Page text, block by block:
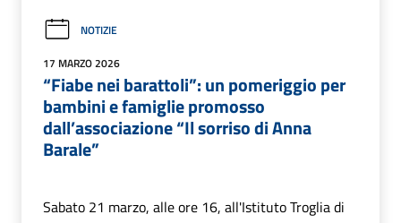
NOTIZIE
17 MARZO 2026
“Fiabe nei barattoli”: un pomeriggio per
bambini e famiglie promosso
dall’associazione “Il sorriso di Anna
Barale”
Sabato 21 marzo, alle ore 16, all'Istituto Troglia di